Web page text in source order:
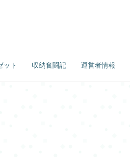
ット 収納奮闘記 運営者情報